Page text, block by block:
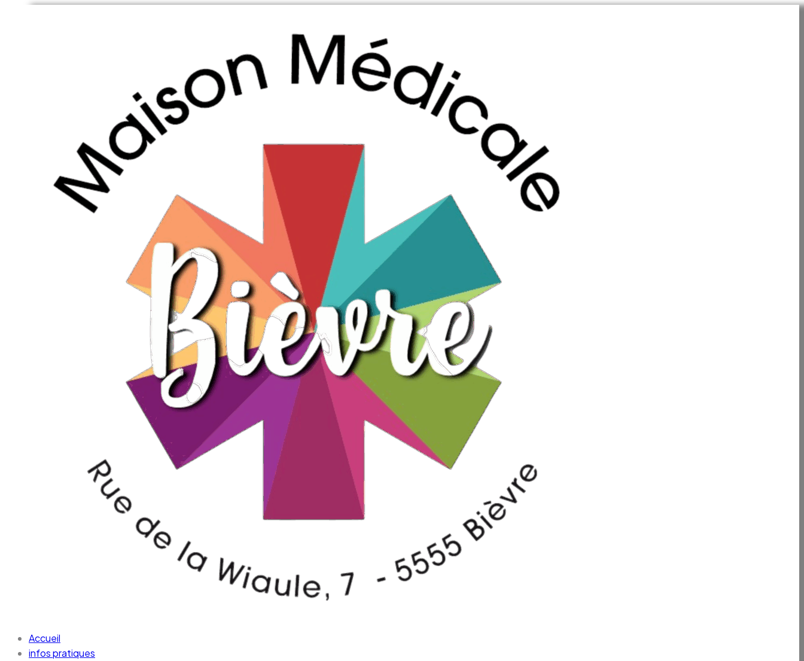
Accueil
infos pratiques